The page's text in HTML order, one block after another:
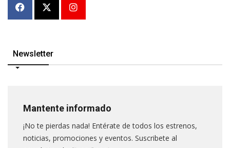
Newsletter
Mantente informado
¡No te pierdas nada! Entérate de todos los estrenos,
noticias, promociones y eventos. Suscribete al